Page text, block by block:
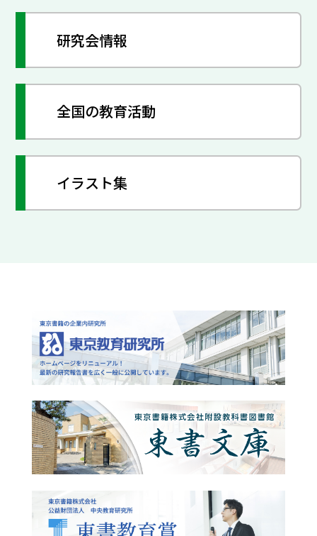
研究会情報
全国の教育活動
イラスト集